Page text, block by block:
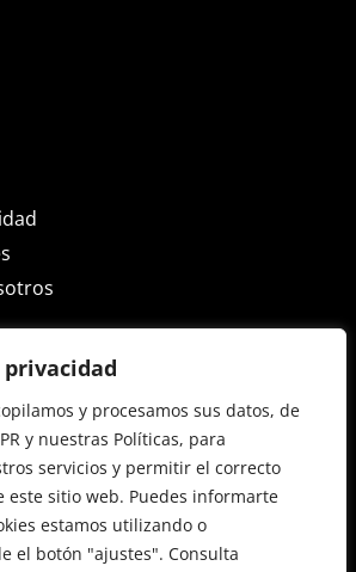
y procesamos sus datos, de
y nuestras Políticas, para
servicios y permitir el correcto
este sitio web. Puedes informarte
estamos utilizando o
el botón "ajustes". Consulta